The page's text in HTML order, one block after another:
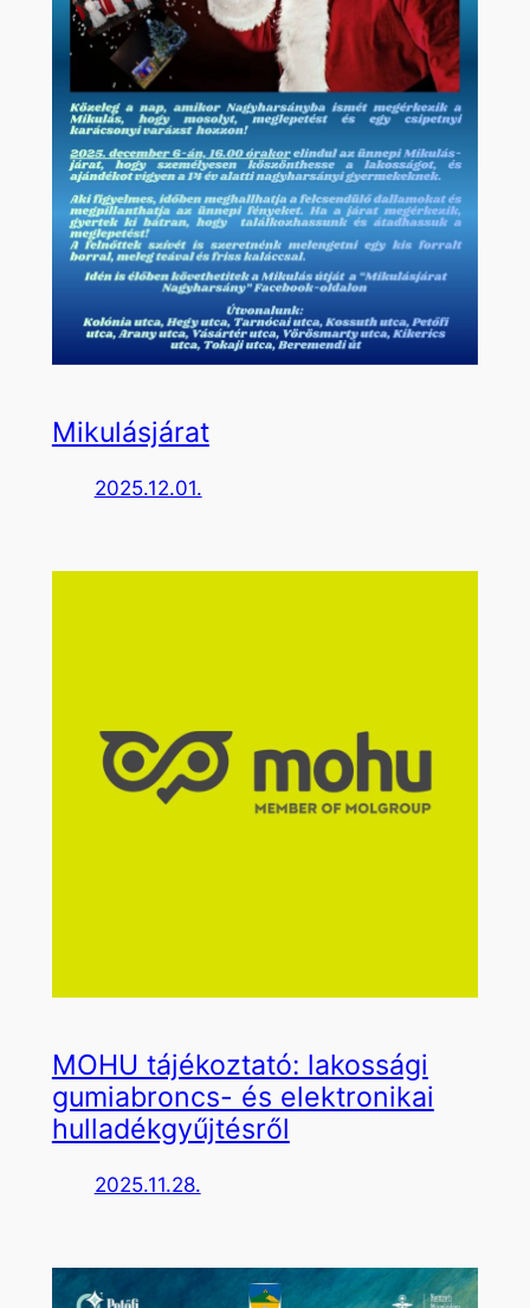
Mikulásjárat
2025.12.01.
MOHU tájékoztató: lakossági
gumiabroncs- és elektronikai
hulladékgyűjtésről
2025.11.28.